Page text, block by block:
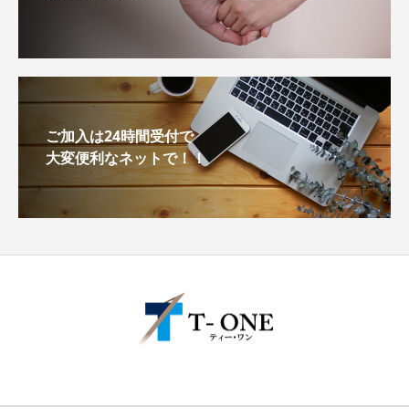
ご加入は24時間受付で
大変便利なネットで！！